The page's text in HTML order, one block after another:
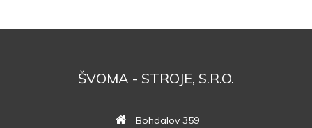
ŠVOMA - STROJE, S.R.O.
Bohdalov 359